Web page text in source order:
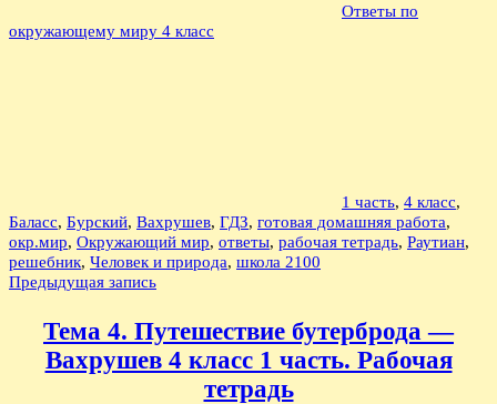
Ответы по
окружающему миру 4 класс
1 часть, 4 класс,
Баласс, Бурский, Вахрушев, ГДЗ, готовая домашняя работа,
окр.мир, Окружающий мир, ответы, рабочая тетрадь, Раутиан,
решебник, Человек и природа, школа 2100
Навигация
записям
Предыдущая запись
Тема 4. Путешествие бутерброда —
Вахрушев 4 класс 1 часть. Рабочая
тетрадь